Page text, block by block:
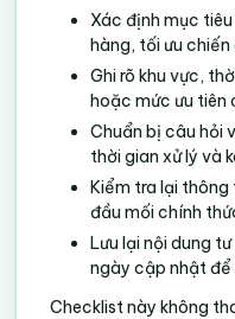
Xác định mục
hàng, tối ưu
Ghi rõ khu vực,
hoặc mức ưu tiên
Chuẩn bị câu hỏi
thời gian xử lý và
Kiểm tra lại
đầu mối chính
Lưu lại nội dung
ngày cập nhật để
Checklist này không